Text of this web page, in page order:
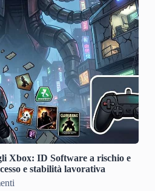
Xbox: ID Software a rischio e
e stabilità lavorativa